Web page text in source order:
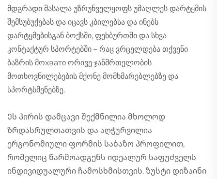
მდგრადი მასალა უზრუნველყოფს უმაღლეს დარტყმის
შემსუბუქებას და იცავს კბილებსა და ინებს
დარტყმებისგან ბოქსში, ფეხბურთში და სხვა
კონტაქტურ სპორტებში – რაც ვრცელდება თქვენი
ბაზრის მოхватი ორივე ჯანმრთელობის
მოთხოვნილებების მქონე მომხმარებლებზე და
სპორტსმენებზე.
Ეს პირის დამცავი შექმნილია მხოლოდ
ზრდასრულთათვის და აღჭურვილია
ერგონომიული ფორმის საბაზო პროფილით,
რომელიც წარმოადგენს იდეალურ საფუძველს
ინდივიდუალური ჩამოსხმისთვის. ზუსტი დიზაინი